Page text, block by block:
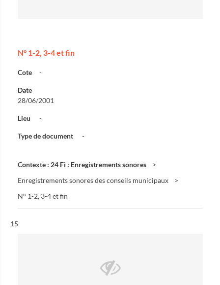
N° 1-2, 3-4 et fin
Cote -
Date
28/06/2001
Lieu -
Type de document -
Contexte : 24 Fi : Enregistrements sonores
Enregistrements sonores des conseils municipaux
N° 1-2, 3-4 et fin
Résultat n°
15